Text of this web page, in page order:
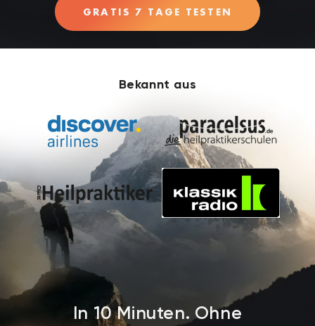
GRATIS 7 TAGE TESTEN
Bekannt aus
In 10 Minuten. Ohne